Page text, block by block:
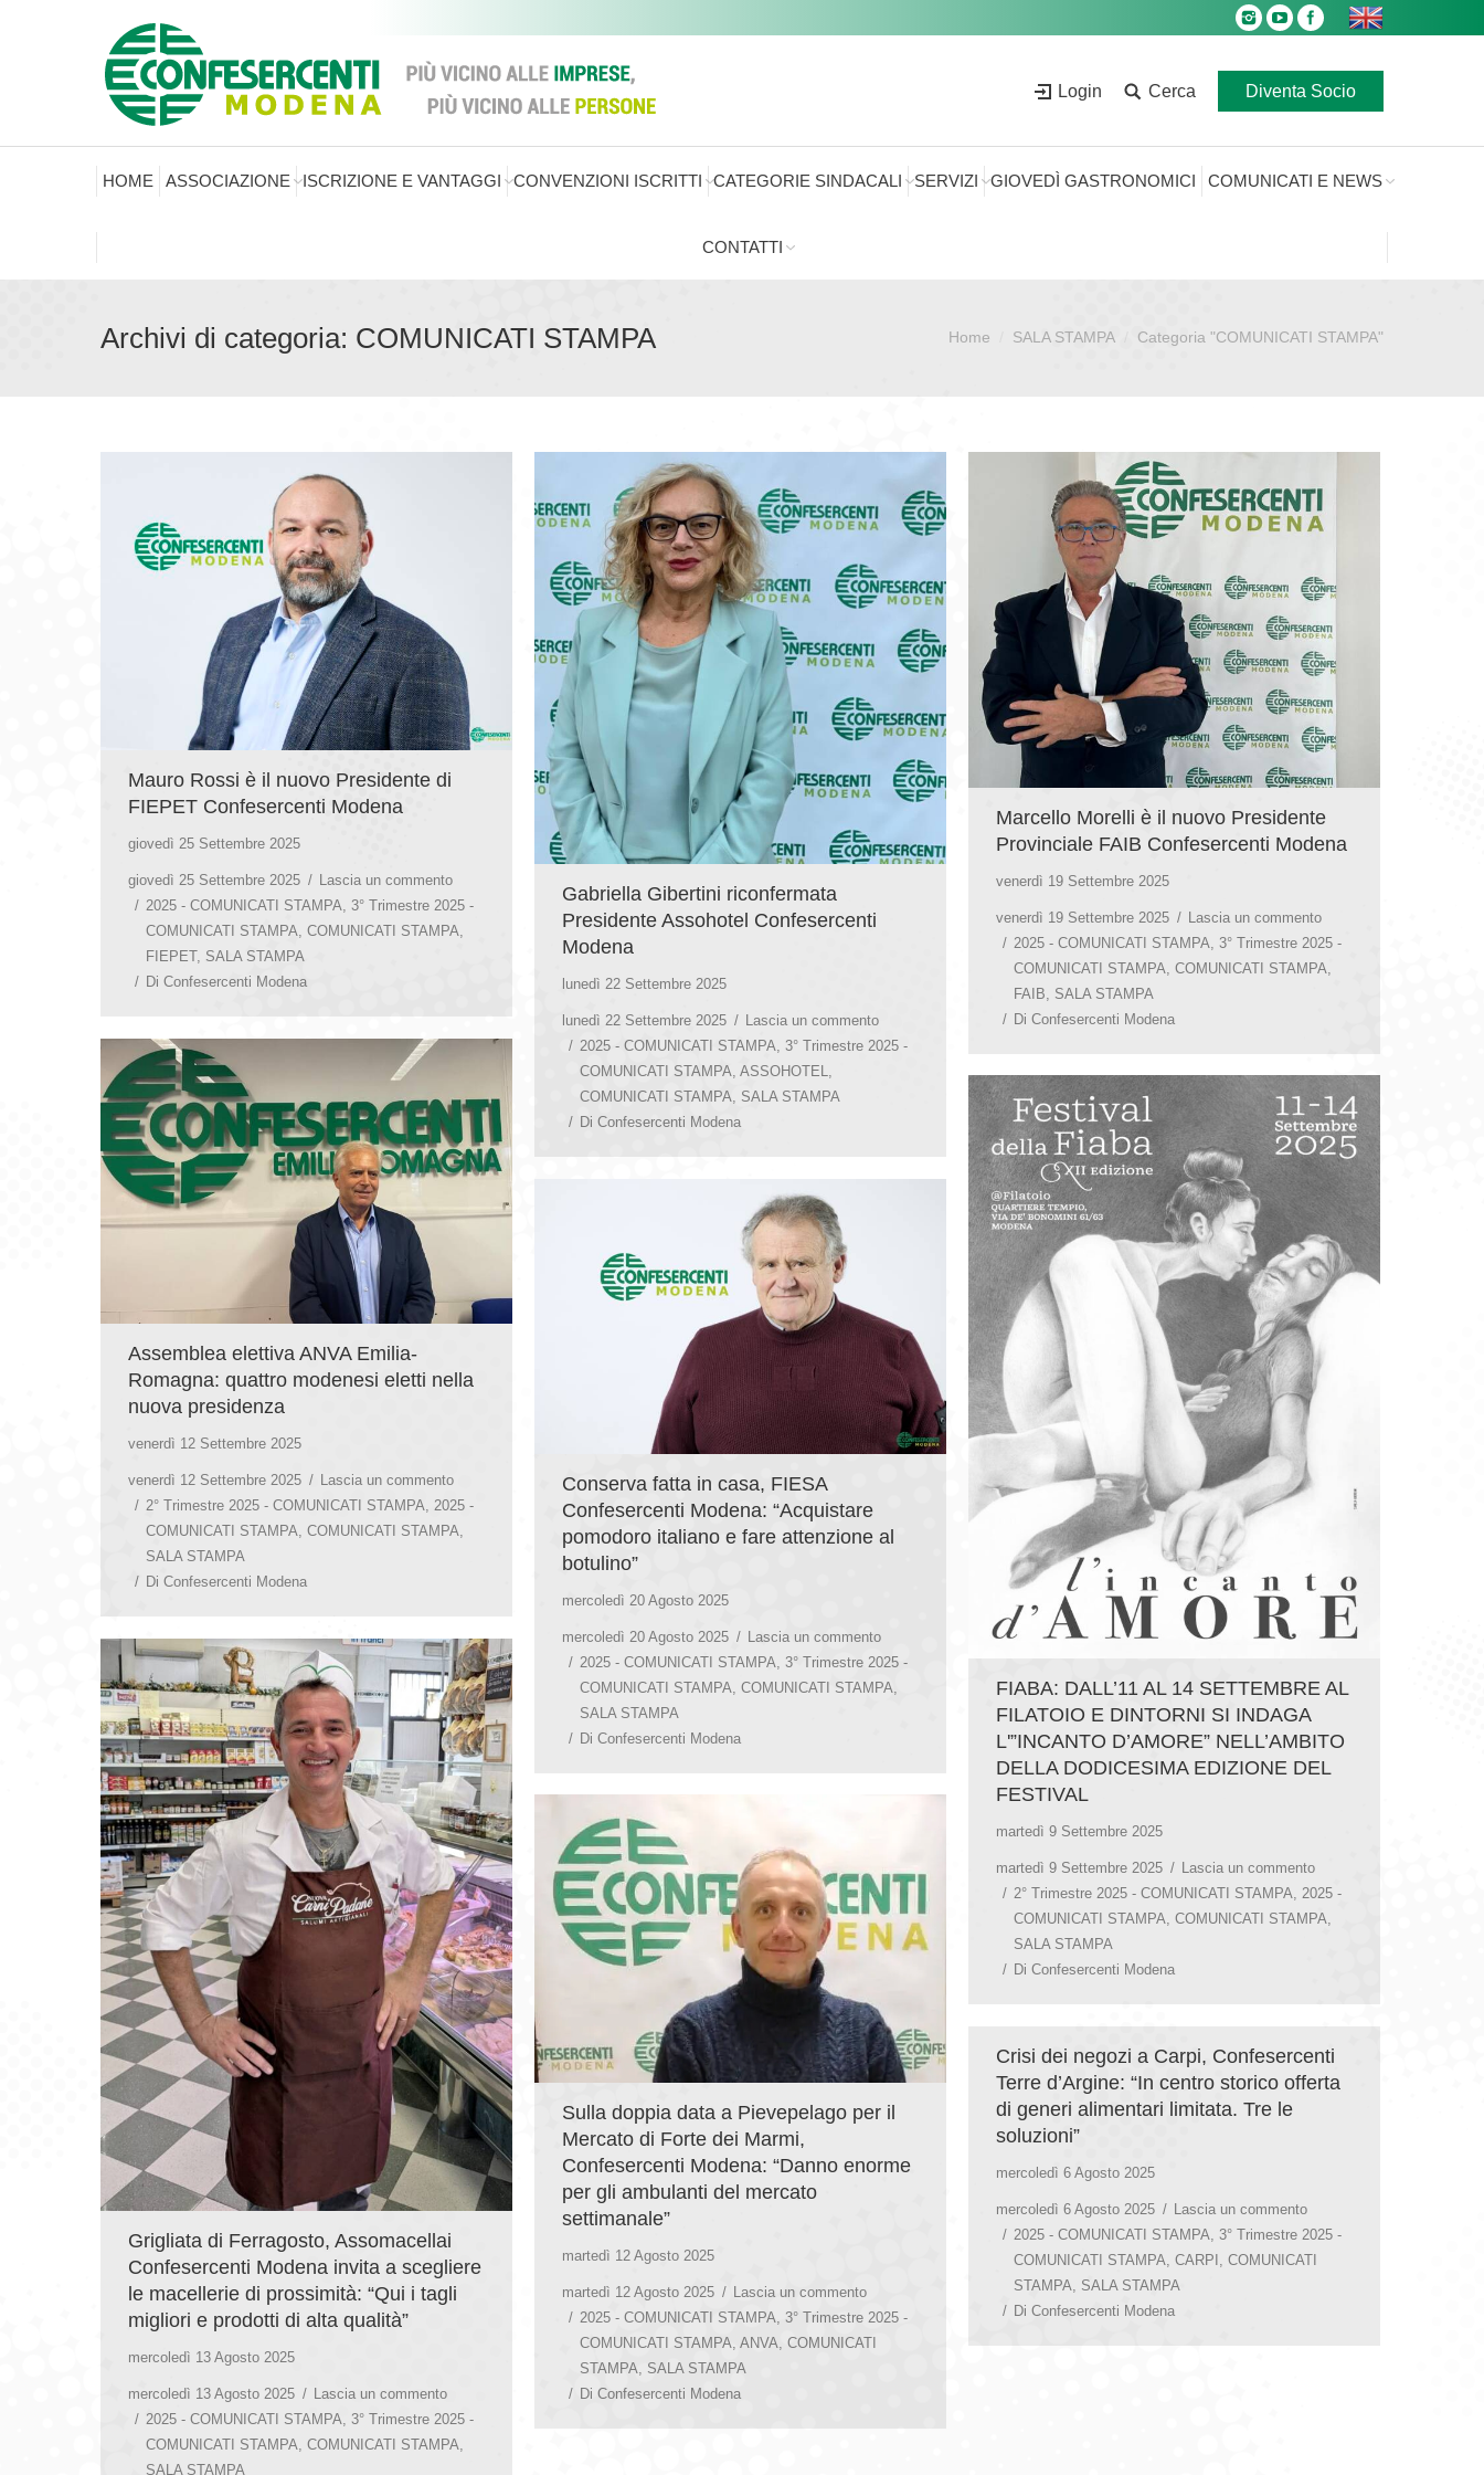
Login Cerca Diventa Socio
HOME ASSOCIAZIONE ISCRIZIONE E VANTAGGI CONVENZIONI ISCRITTI CATEGORIE SINDACALI SERVIZI GIOVEDÌ GASTRONOMICI COMUNICATI E NEWS
CONTATTI
Archivi di categoria: COMUNICATI STAMPA Home SALA STAMPA Categoria "COMUNICATI STAMPA"
Mauro Rossi è il nuovo Presidente di
FIEPET Confesercenti Modena
giovedì 25 Settembre 2025
giovedì 25 Settembre 2025
Lascia un commento
2025 - COMUNICATI STAMPA, 3° Trimestre 2025 -
COMUNICATI STAMPA, COMUNICATI STAMPA,
FIEPET, SALA STAMPA
Di Confesercenti Modena
Gabriella Gibertini riconfermata
Presidente Assohotel Confesercenti
Modena
lunedì 22 Settembre 2025
lunedì 22 Settembre 2025
Lascia un commento
2025 - COMUNICATI STAMPA, 3° Trimestre 2025 -
COMUNICATI STAMPA, ASSOHOTEL,
COMUNICATI STAMPA, SALA STAMPA
Di Confesercenti Modena
Marcello Morelli è il nuovo Presidente
Provinciale FAIB Confesercenti Modena
venerdì 19 Settembre 2025
venerdì 19 Settembre 2025
Lascia un commento
2025 - COMUNICATI STAMPA
3° Trimestre 2025 -
COMUNICATI STAMPA COMUNICATI STAMPA
FAIB
SALA STAMPA
Di Confesercenti Modena
Assemblea elettiva ANVA Emilia-
Romagna: quattro modenesi eletti nella
nuova presidenza
venerdì 12 Settembre 2025
venerdì 12 Settembre 2025
Lascia un commento
2° Trimestre 2025 - COMUNICATI STAMPA
2025 -
COMUNICATI STAMPA COMUNICATI STAMPA
SALA STAMPA
Di Confesercenti Modena
FIABA: DALL’11 AL 14 SETTEMBRE AL
FILATOIO E DINTORNI SI INDAGA
L'”INCANTO D’AMORE” NELL’AMBITO
DELLA DODICESIMA EDIZIONE DEL
FESTIVAL
martedì 9 Settembre 2025
martedì 9 Settembre 2025
Lascia un commento
2° Trimestre 2025 - COMUNICATI STAMPA
2025 -
COMUNICATI STAMPA COMUNICATI STAMPA
SALA STAMPA
Di Confesercenti Modena
Conserva fatta in casa, FIESA
Confesercenti Modena: “Acquistare
pomodoro italiano e fare attenzione al
botulino”
mercoledì 20 Agosto 2025
mercoledì 20 Agosto 2025
Lascia un commento
2025 - COMUNICATI STAMPA
3° Trimestre 2025 -
COMUNICATI STAMPA COMUNICATI STAMPA
SALA STAMPA
Di Confesercenti Modena
Grigliata di Ferragosto, Assomacellai
Confesercenti Modena invita a scegliere
le macellerie di prossimità: “Qui i tagli
migliori e prodotti di alta qualità”
mercoledì 13 Agosto 2025
mercoledì 13 Agosto 2025
Lascia un commento
2025 - COMUNICATI STAMPA, 3° Trimestre 2025 -
COMUNICATI STAMPA, COMUNICATI STAMPA,
SALA STAMPA
Sulla doppia data a Pievepelago per il
Mercato di Forte dei Marmi,
Confesercenti Modena: “Danno enorme
per gli ambulanti del mercato
settimanale”
martedì 12 Agosto 2025
martedì 12 Agosto 2025
Lascia un commento
2025 - COMUNICATI STAMPA 3° Trimestre 2025 -
COMUNICATI STAMPA ANVA COMUNICATI
STAMPA
SALA STAMPA
Di Confesercenti Modena
Crisi dei negozi a Carpi, Confesercenti
Terre d’Argine: “In centro storico offerta
di generi alimentari limitata. Tre le
soluzioni”
mercoledì 6 Agosto 2025
mercoledì 6 Agosto 2025
Lascia un commento
2025 - COMUNICATI STAMPA, 3° Trimestre 2025 -
COMUNICATI STAMPA, CARPI , COMUNICATI
STAMPA, SALA STAMPA
Di Confesercenti Modena